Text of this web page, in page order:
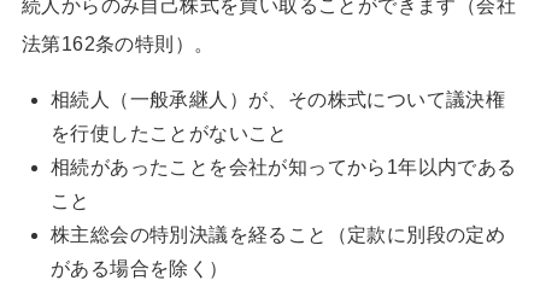
続人からのみ自己株式を買い取ることができます（会社
法第162条の特則）。
相続人（一般承継人）が、その株式について議決権
を行使したことがないこと
相続があったことを会社が知ってから1年以内である
こと
株主総会の特別決議を経ること（定款に別段の定め
がある場合を除く）